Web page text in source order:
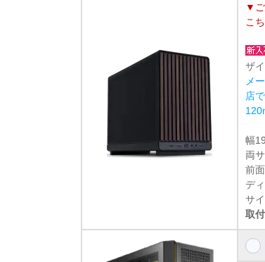
▼ご
こ
ザ
メ
店
幅
両
前
デ
サ
取